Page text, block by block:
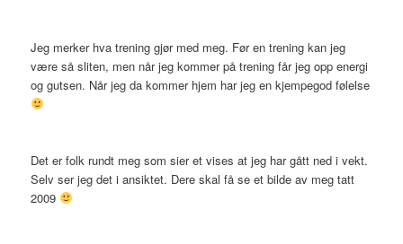
Jeg merker hva trening gjør med meg. Før en trening kan jeg
være så sliten, men når jeg kommer på trening får jeg opp energi
og gutsen. Når jeg da kommer hjem har jeg en kjempegod følelse
Det er folk rundt meg som sier et vises at jeg har gått ned i vekt.
Selv ser jeg det i ansiktet. Dere skal få se et bilde av meg tatt
2009